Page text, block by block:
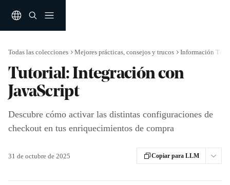
Todas las colecciones Mejores prácticas, consejos y trucos Información
Tutorial: Integración con
JavaScript
Descubre cómo activar las distintas configuraciones de
checkout en tus enriquecimientos de compra
31 de octubre de 2025 Copiar para LLM